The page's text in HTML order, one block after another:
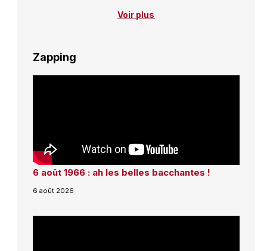
Voir plus
Zapping
6 août 1966 : ah les belles bacchantes !
6 août 2026